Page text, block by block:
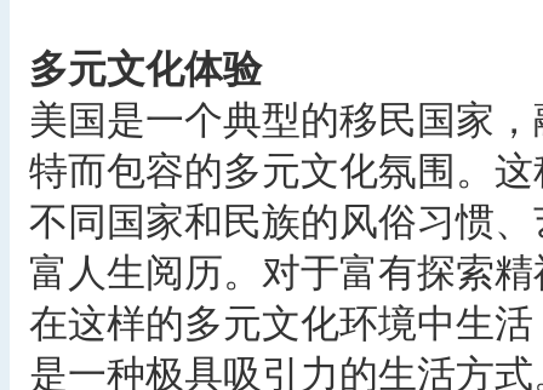
多元文化体验
美国是一个典型的移民国家
特而包容的多元文化氛围。
不同国家和民族的风俗习惯
富人生阅历。对于富有探索
在这样的多元文化环境中生
是一种极具吸引力的生活方